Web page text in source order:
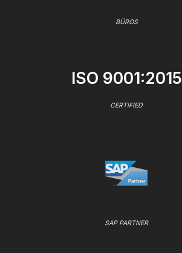
BÜROS
ISO 9001:2015
CERTIFIED
SAP PARTNER